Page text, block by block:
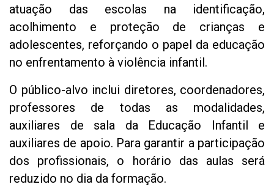
atuação das escolas na identificação,
acolhimento e proteção de crianças e
adolescentes, reforçando o papel da educação
no enfrentamento à violência infantil.
O público-alvo inclui diretores, coordenadores,
professores de todas as modalidades,
auxiliares de sala da Educação Infantil e
auxiliares de apoio. Para garantir a participação
dos profissionais, o horário das aulas será
reduzido no dia da formação.